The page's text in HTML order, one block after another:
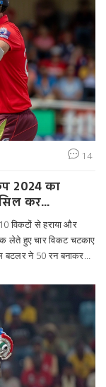
14
2024 का
कर
विकटों से हराया और
लेते हुए चार विकट चटकाए
बटलर ने 50 रन बनाकर